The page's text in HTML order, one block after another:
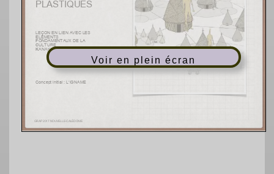
Voir en plein écran